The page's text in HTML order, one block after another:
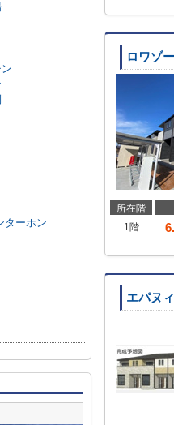
ロワゾ
所在階
1階
エパヌ
ターホン